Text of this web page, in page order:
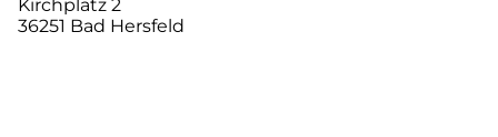
Kirchplatz 2
36251 Bad Hersfeld